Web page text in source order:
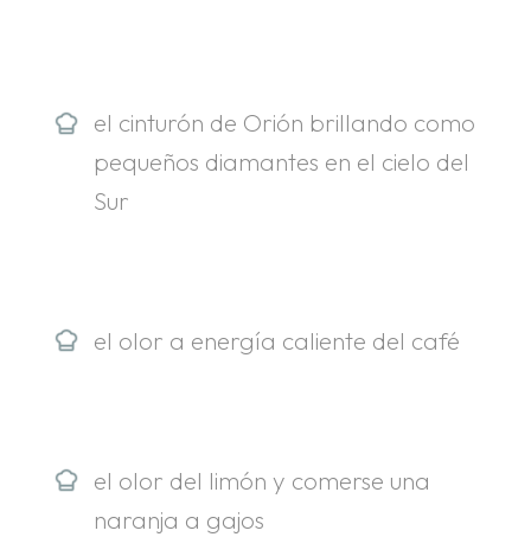
el cinturón de Orión brillando como
pequeños diamantes en el cielo del
Sur
el olor a energía caliente del café
el olor del limón y comerse una
naranja a gajos